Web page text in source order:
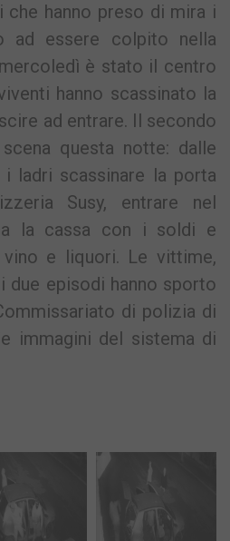
che hanno preso di mira i
ad essere colpito nella
è stato il centro
hanno scassinato la
ad entrare. Il secondo
questa notte: dalle
ladri scassinare la porta
Susy, entrare nel
la cassa con i soldi e
e liquori. Le vittime,
due episodi hanno sporto
di polizia di
immagini del sistema di